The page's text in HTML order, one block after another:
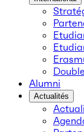
Alumni
Actualités